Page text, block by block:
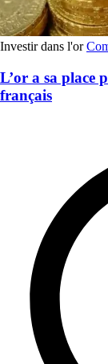
Investir dans l'or
L’or a sa place
français